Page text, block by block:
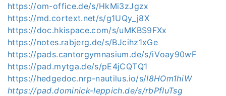
https://om-office.de/s/HkMi3zJgzx
https://md.cortext.net/s/g1UQy_j8X
https://doc.hkispace.com/s/uMKBS9FXx
https://notes.rabjerg.de/s/BJcihz1xGe
https://pads.cantorgymnasium.de/s/iVoay90wF
https://pad.mytga.de/s/pE4jCQTQ1
https://hedgedoc.nrp-nautilus.io/s/I8HOm1hiW
https://pad.dominick-leppich.de/s/rbPfIuTsg